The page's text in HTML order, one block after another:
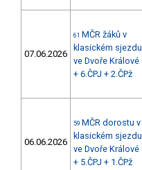
07.06.2026
61 MČR žáků v
klasickém sjezdu
ve Dvoře Králové
+ 6.ČPJ + 2.ČPž
06.06.2026
59 MČR dorostu v
klasickém sjezdu
ve Dvoře Králové
+ 5.ČPJ + 1.ČPž